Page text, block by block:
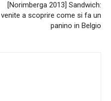
[Norimberga 2013] Sandwich:
venite a scoprire come si fa un
panino in Belgio